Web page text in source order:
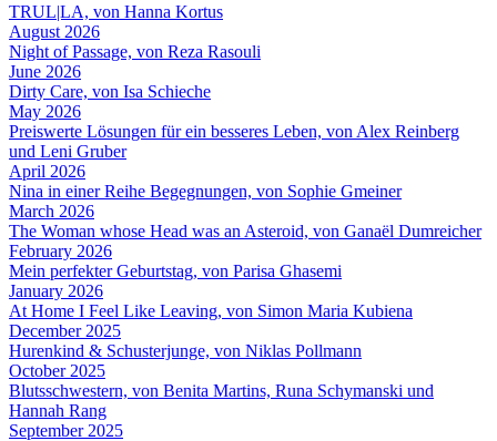
TRUL|LA, von Hanna Kortus
August 2026
Night of Passage, von Reza Rasouli
June 2026
Dirty Care, von Isa Schieche
May 2026
Preiswerte Lösungen für ein besseres Leben, von Alex Reinberg
und Leni Gruber
April 2026
Nina in einer Reihe Begegnungen, von Sophie Gmeiner
March 2026
The Woman whose Head was an Asteroid, von Ganaël Dumreicher
February 2026
Mein perfekter Geburtstag, von Parisa Ghasemi
January 2026
At Home I Feel Like Leaving, von Simon Maria Kubiena
December 2025
Hurenkind & Schusterjunge, von Niklas Pollmann
October 2025
Blutsschwestern, von Benita Martins, Runa Schymanski und
Hannah Rang
September 2025